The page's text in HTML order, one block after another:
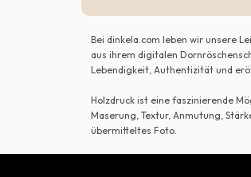
Bei dinkela.com leben wir unsere
aus ihrem digitalen
Lebendigkeit, Authentizität und
Holzdruck ist eine faszinierende
Maserung, Textur, Anmutung,
übermitteltes Foto.